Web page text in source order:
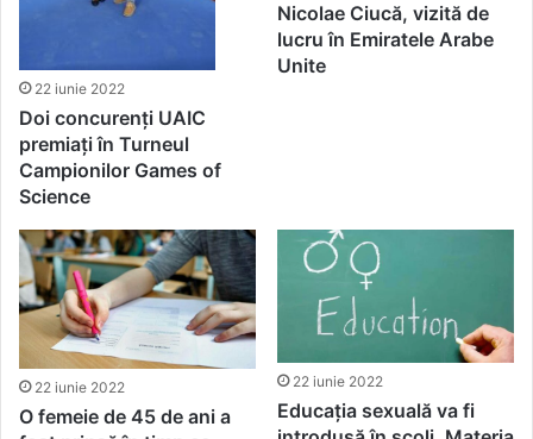
22 iunie 2022
Doi concurenți UAIC
premiați în Turneul
Campionilor Games of
Science
Nicolae Ciucă, vizită de
lucru în Emiratele Arabe
Unite
22 iunie 2022
O femeie de 45 de ani a
22 iunie 2022
Educația sexuală va fi